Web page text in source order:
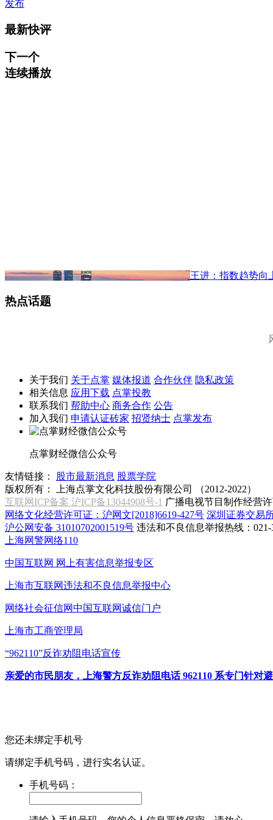
发布
最新快评
下一个
连续播放
王进：指数趋势向
热点话题
关于我们 关于点掌 媒体报道 合作伙伴 隐私政策
相关信息 应用下载 点掌投教
联系我们 帮助中心 商务合作 公告
加入我们 申请认证砖家 招贤纳士 点掌发布
点掌财经微信公众号
友情链接： 股市最新消息 股票学院
版权所有：
上海点掌文化科技股份有限公司 （2012-2022）
互联网ICP备案 沪ICP备13044908号-1 广播电视节目制作经营
网络文化经营许可证：沪网文[2018]6619-427号 深圳证券交易
沪公网安备 31010702001519号 违法和不良信息举报热线：021-
上海网警网络110
中国互联网 网上有害信息举报专区
上海市互联网违法和不良信息举报中心
网络社会征信网中国互联网诚信门户
上海市工商管理局
“962110”反诈劝阻电话宣传
亲爱的市民朋友，上海警方反诈劝阻电话 962110 系专门针
您还未绑定手机号
请绑定手机号码，进行实名认证。
手机号码：